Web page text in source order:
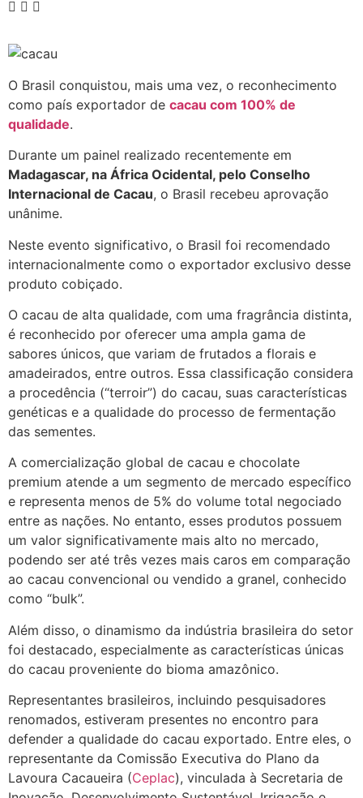
O Brasil conquistou, mais uma vez, o reconhecimento
como país exportador de cacau com 100% de
qualidade.
Durante um painel realizado recentemente em
Madagascar, na África Ocidental, pelo Conselho
Internacional de Cacau, o Brasil recebeu aprovação
unânime.
Neste evento significativo, o Brasil foi recomendado
internacionalmente como o exportador exclusivo desse
produto cobiçado.
O cacau de alta qualidade, com uma fragrância distinta,
é reconhecido por oferecer uma ampla gama de
sabores únicos, que variam de frutados a florais e
amadeirados, entre outros. Essa classificação considera
a procedência (“terroir”) do cacau, suas características
genéticas e a qualidade do processo de fermentação
das sementes.
A comercialização global de cacau e chocolate
premium atende a um segmento de mercado específico
e representa menos de 5% do volume total negociado
entre as nações. No entanto, esses produtos possuem
um valor significativamente mais alto no mercado,
podendo ser até três vezes mais caros em comparação
ao cacau convencional ou vendido a granel, conhecido
como “bulk”.
Além disso, o dinamismo da indústria brasileira do setor
foi destacado, especialmente as características únicas
do cacau proveniente do bioma amazônico.
Representantes brasileiros, incluindo pesquisadores
renomados, estiveram presentes no encontro para
defender a qualidade do cacau exportado. Entre eles, o
representante da Comissão Executiva do Plano da
Lavoura Cacaueira (Ceplac), vinculada à Secretaria de